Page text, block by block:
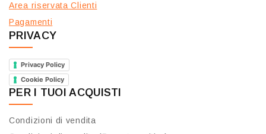
Area riservata Clienti
Pagamenti
PRIVACY
Privacy Policy
Cookie Policy
PER I TUOI ACQUISTI
Condizioni di vendita